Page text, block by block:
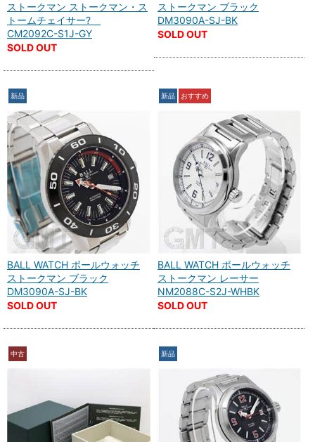
ストークマン ストークマン・ス
トームチェイサー?
CM2092C-S1J-GY
SOLD OUT
ストークマン ブラック
DM3090A-SJ-BK
SOLD OUT
新品
BALL WATCH ボールウォッチ
ストークマン ブラック
DM3090A-SJ-BK
SOLD OUT
新品 おすすめ
BALL WATCH ボールウォッチ
ストークマン レーサー
NM2088C-S2J-WHBK
SOLD OUT
中古 新品